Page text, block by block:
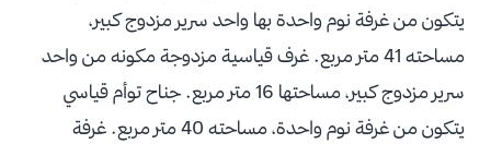
يتكون من غرفة نوم واحدة بها واحد سرير مزدوج كبير،
مساحته 41 متر مربع. غرف قياسية مزدوجة مكونه من واحد
سرير مزدوج كبير، مساحتها 16 متر مربع. جناح توأم قياسي
يتكون من غرفة نوم واحدة، مساحته 40 متر مربع. غرفة